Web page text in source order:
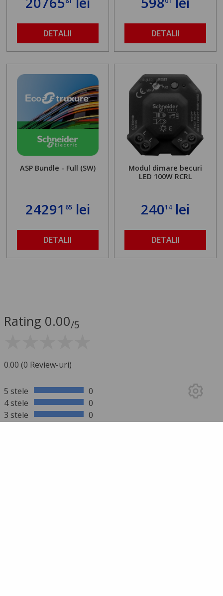
DETALII DETALII
ASP Bundle - Full (SW)
24291 65lei
DETALII
Modul dimare becuri
LED 100W RCRL
24014lei
DETALII
Rating 0.00/5
0.00 (0 Review-uri)
5 stele
0
4 stele
0
3 stele
0